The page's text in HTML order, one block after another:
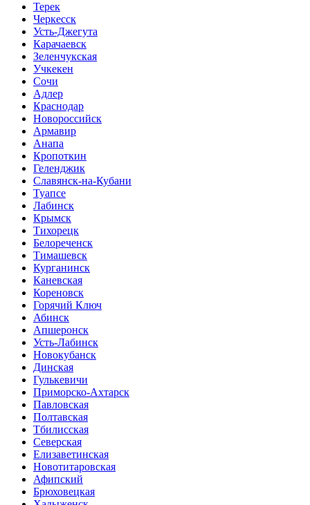
Терек
Черкесск
Усть-Джегута
Карачаевск
Зеленчукская
Учкекен
Сочи
Адлер
Краснодар
Новороссийск
Армавир
Анапа
Кропоткин
Геленджик
Славянск-на-Кубани
Туапсе
Лабинск
Крымск
Тихорецк
Белореченск
Тимашевск
Курганинск
Каневская
Кореновск
Горячий Ключ
Абинск
Апшеронск
Усть-Лабинск
Новокубанск
Динская
Гулькевичи
Приморско-Ахтарск
Павловская
Полтавская
Тбилисская
Северская
Елизаветинская
Новотитаровская
Афипский
Брюховецкая